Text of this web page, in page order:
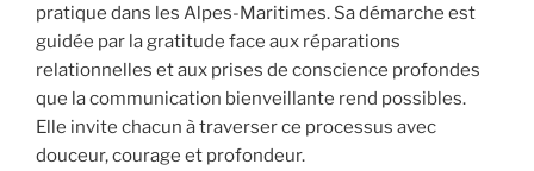
pratique dans les Alpes-Maritimes. Sa démarche est
guidée par la gratitude face aux réparations
relationnelles et aux prises de conscience profondes
que la communication bienveillante rend possibles.
Elle invite chacun à traverser ce processus avec
douceur, courage et profondeur.